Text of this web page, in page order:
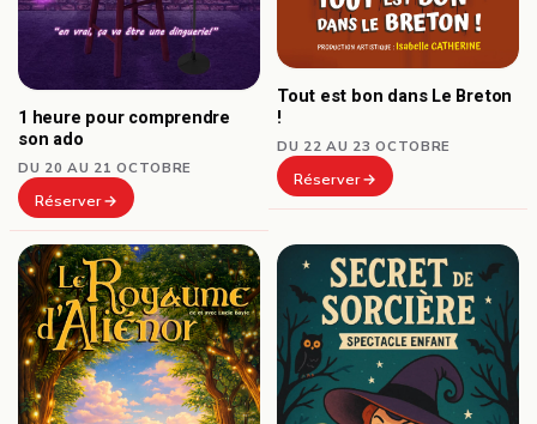
1 heure pour comprendre
son ado
DU 20 AU 21 OCTOBRE
Réserver
Tout est bon dans Le Breton
!
DU 22 AU 23 OCTOBRE
Réserver